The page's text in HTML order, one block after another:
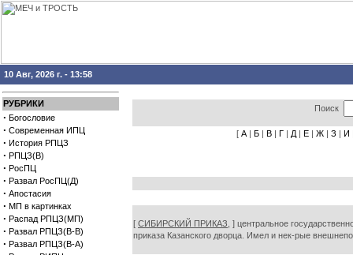
10 Авг, 2026 г. - 13:58
РУБРИКИ
· Богословие
· Современная ИПЦ
· История РПЦЗ
· РПЦЗ(В)
· РосПЦ
· Развал РосПЦ(Д)
· Апостасия
· МП в картинках
· Распад РПЦЗ(МП)
· Развал РПЦЗ(В-В)
· Развал РПЦЗ(В-А)
Поиск
[ А | Б | В | Г | Д | Е | Ж | З | И
[ СИБИРСКИЙ ПРИКАЗ, ] центральное
приказа Казанского дворца. Имел и нек-рые